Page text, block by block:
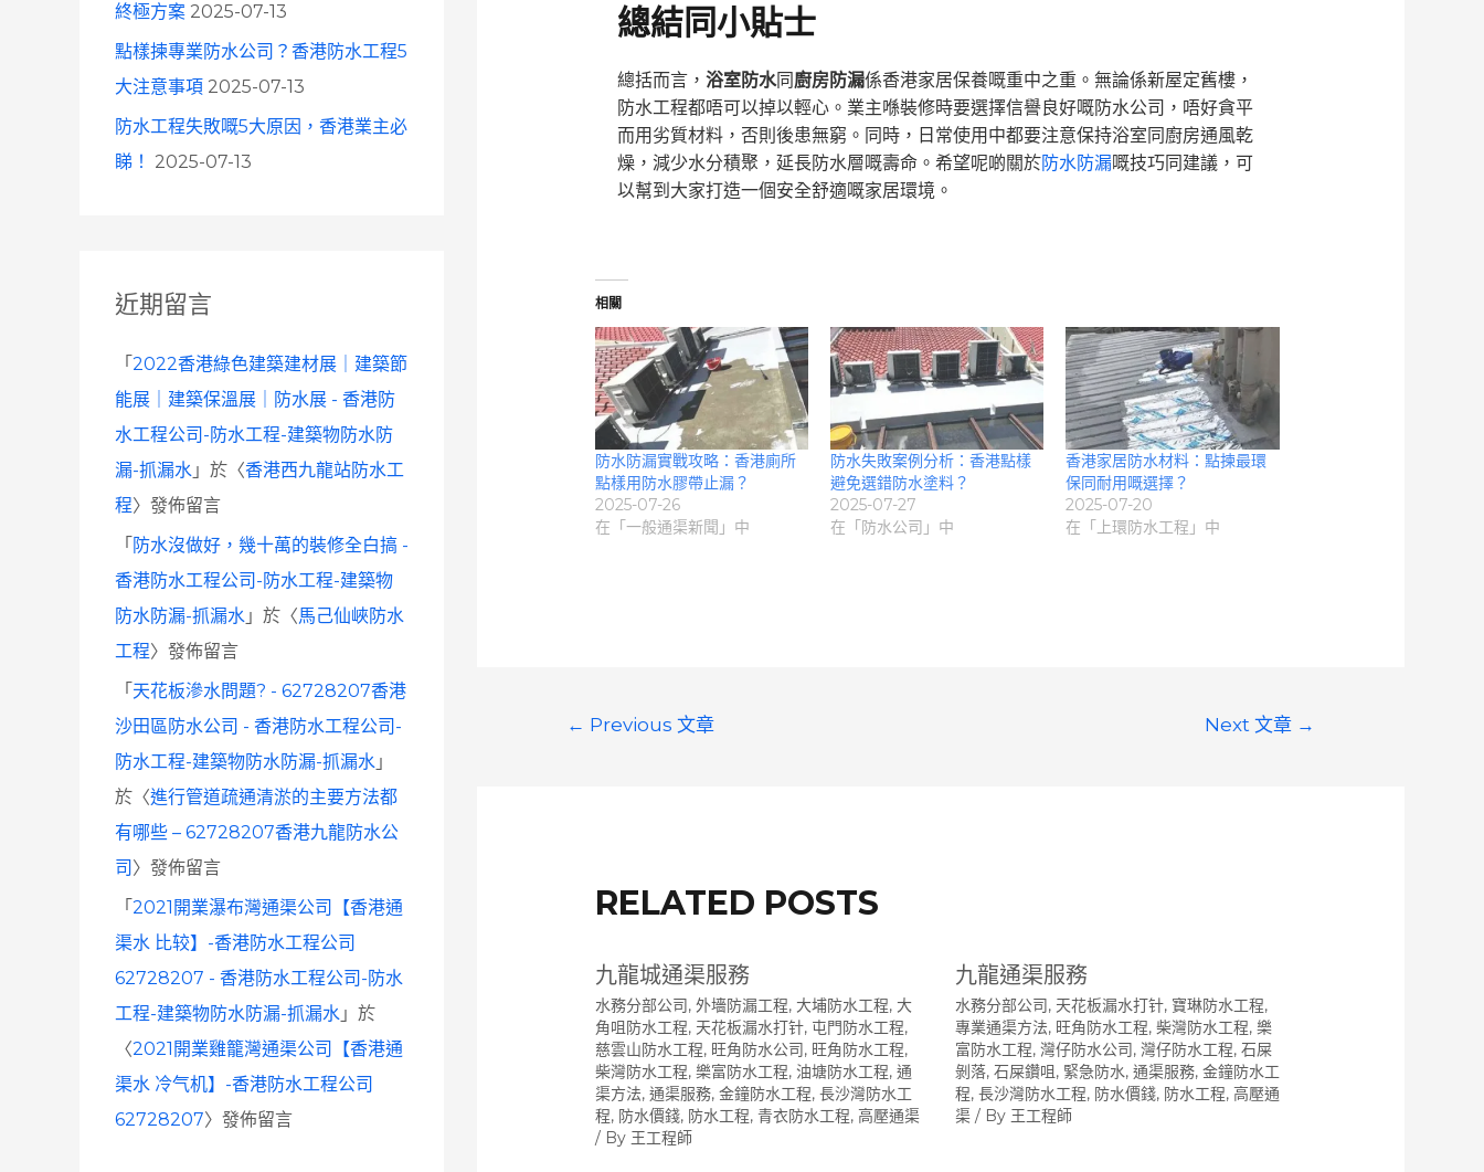
終極方案 2025-07-13
點樣揀專業防水公司？香港防水工程5
大注意事項 2025-07-13
防水工程失敗嘅5大原因，香港業主必
睇！
2025-07-13
近期留言
「 2022香港綠色建築建材展｜建築節
能展｜建築保溫展｜防水展 - 香港防
水工程公司-防水工程-建築物防水防
漏-抓漏水 」於〈香港西九龍站防水工
程〉發佈留言
「 防水沒做好，幾十萬的裝修全白搞 -
香港防水工程公司-防水工程-建築物
防水防漏-抓漏水 」於〈馬己仙峽防水
工程〉發佈留言
「 天花板滲水問題? - 62728207香港
沙田區防水公司 - 香港防水工程公司-
防水工程-建築物防水防漏-抓漏水 」
於〈進行管道疏通清淤的主要方法都
有哪些 – 62728207香港九龍防水公
司 〉發佈留言
「 2021開業瀑布灣通渠公司【香港通
渠水 比较】-香港防水工程公司
62728207 - 香港防水工程公司-防水
工程-建築物防水防漏-抓漏水 」於
〈2021開業雞籠灣通渠公司【香港通
渠水 冷气机】-香港防水工程公司
62728207〉發佈留言
總結同小貼士
總括而言， 浴室防水同 廚房防漏係香港家居保養嘅重中之重。無論係新屋定舊樓，
防水工程都唔可以掉以輕心。業主喺裝修時要選擇信譽良好嘅防水公司，唔好貪平
而用劣質材料，否則後患無窮。同時，日常使用中都要注意保持浴室同廚房通風乾
燥，減少水分積聚，延長防水層嘅壽命。希望呢啲關於防水防漏嘅技巧同建議，可
以幫到大家打造一個安全舒適嘅家居環境。
相關
防水防漏實戰攻略：香港廁所
點樣用防水膠帶止漏？
2025-07-26
在「一般通渠新聞」中
防水失敗案例分析：香港點樣
避免選錯防水塗料？
2025-07-27
在「防水公司」中
香港家居防水材料：點揀最環
保同耐用嘅選擇？
2025-07-20
在「上環防水工程」中
← Previous 文章 Next 文章 →
RELATED POSTS
九龍城通渠服務
水務分部公司, 外墻防漏工程, 大埔防水工程, 大
角咀防水工程, 天花板漏水打针, 屯門防水工程,
慈雲山防水工程, 旺角防水公司, 旺角防水工程,
柴灣防水工程, 樂富防水工程, 油塘防水工程, 通
渠方法, 通渠服務, 金鐘防水工程, 長沙灣防水工
程, 防水價錢, 防水工程, 青衣防水工程, 高壓通渠
/ By 王工程師
九龍通渠服務
水務分部公司, 天花板漏水打针, 寶琳防水工程,
專業通渠方法, 旺角防水工程, 柴灣防水工程, 樂
富防水工程, 灣仔防水公司, 灣仔防水工程, 石屎
剝落, 石屎鑽咀, 緊急防水, 通渠服務, 金鐘防水工
程, 長沙灣防水工程, 防水價錢, 防水工程, 高壓通
渠/ By 王工程師